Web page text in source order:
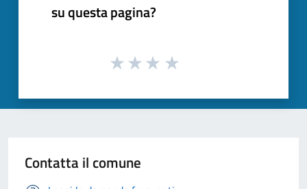
su questa pagina?
Contatta il comune